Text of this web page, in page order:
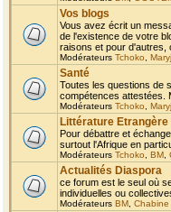
Vos blogs
Vous avez écrit un
de l'existence de votre
raisons et pour d'autres,
Modérateurs Tchoko
Santé
Toutes les questions de
compétences attestées.
Modérateurs Tchoko
Littérature Etrangère
Pour débattre et
surtout l'Afrique en
Modérateurs Tchoko BM
Actualités Diaspora
ce forum est le seul où
individuelles ou
Modérateurs BM Chabine